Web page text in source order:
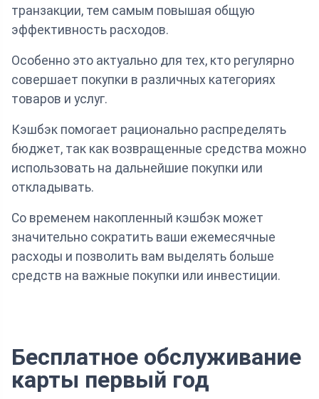
транзакции, тем самым повышая общую
эффективность расходов.
Особенно это актуально для тех, кто регулярно
совершает покупки в различных категориях
товаров и услуг.
Кэшбэк помогает рационально распределять
бюджет, так как возвращенные средства можно
использовать на дальнейшие покупки или
откладывать.
Со временем накопленный кэшбэк может
значительно сократить ваши ежемесячные
расходы и позволить вам выделять больше
средств на важные покупки или инвестиции.
Бесплатное обслуживание
карты первый год